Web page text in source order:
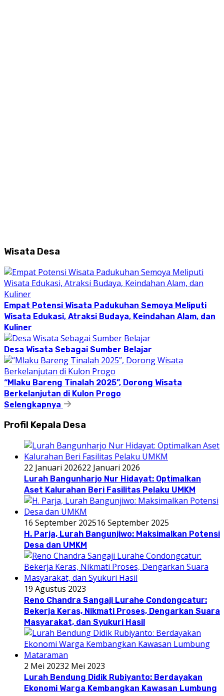
Wisata Desa
Empat Potensi Wisata Padukuhan Semoya Meliputi
Wisata Edukasi, Atraksi Budaya, Keindahan Alam, dan
Kuliner
Desa Wisata Sebagai Sumber Belajar
“Mlaku Bareng Tinalah 2025”, Dorong Wisata
Berkelanjutan di Kulon Progo
Selengkapnya
Profil Kepala Desa
22 Januari 202622 Januari 2026
Lurah Bangunharjo Nur Hidayat: Optimalkan
Aset Kalurahan Beri Fasilitas Pelaku UMKM
16 September 202516 September 2025
H. Parja, Lurah Bangunjiwo: Maksimalkan Potensi
Desa dan UMKM
19 Agustus 2023
Reno Chandra Sangaji Lurahe Condongcatur:
Bekerja Keras, Nikmati Proses, Dengarkan Suara
Masyarakat, dan Syukuri Hasil
2 Mei 20232 Mei 2023
Lurah Bendung Didik Rubiyanto: Berdayakan
Ekonomi Warga Kembangkan Kawasan Lumbung